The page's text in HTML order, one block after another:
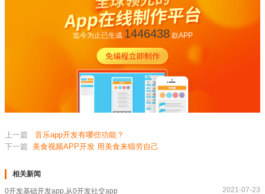
迄今为止已生成 1446438款APP
上一篇
音乐app开发有哪些功能？
下一篇 美食视频APP开发 用美食来犒劳自己
相关新闻
0开发基础开发app,从0开发社交app 2021-07-23